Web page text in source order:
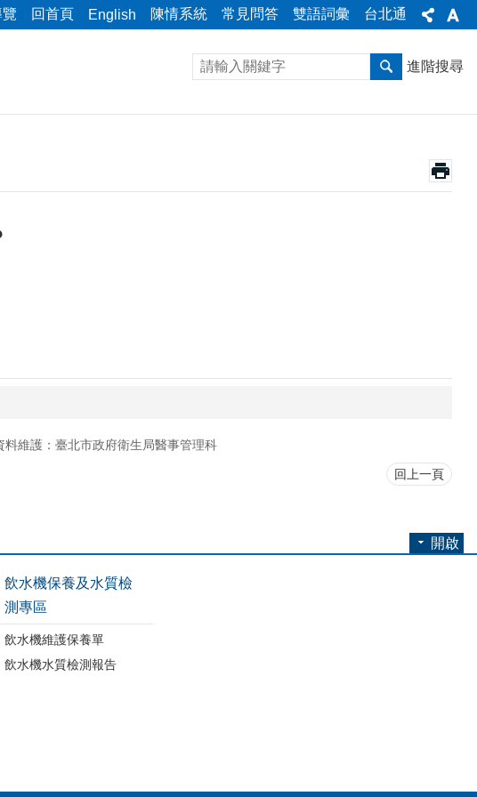
回首頁 English 陳情系統 常見問答 雙語詞彙 台北通
進階搜尋
料維護：臺北市政府衛生局醫事管理科
回上一頁
開啟
飲水機保養及水質檢
測專區
飲水機維護保養單
飲水機水質檢測報告